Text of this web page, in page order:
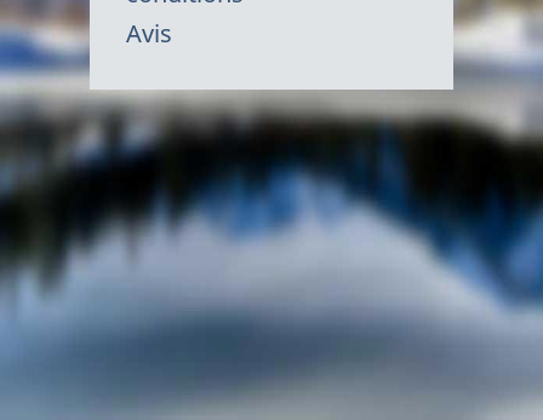
Avis
du
Canada